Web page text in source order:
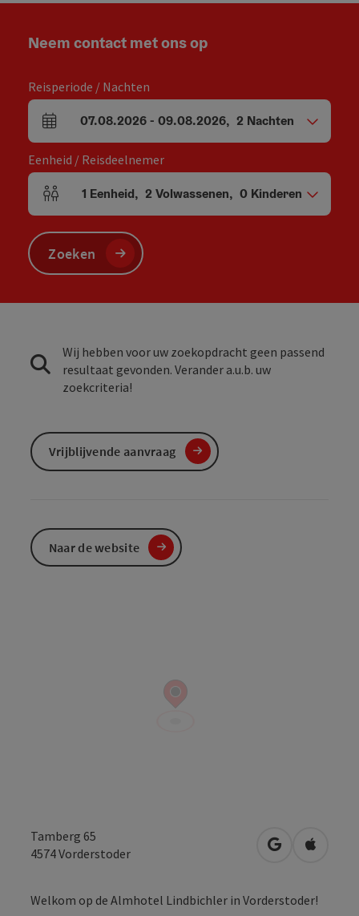
Tamberg 65
4574Vorderstoder Openen in
Welkom op de Almhotel Lindbichler in Vorderstoder!
Neem contact met ons op
Reisperiode / Nachten
Velden voor aankomst en vertrek
07.08.2026- 09.08.2026, 2 Nachten
Eenheid / Reisdeelnemer
Aantal eenheden en persoonsvelden
1 Eenheid, 2 Volwassenen, 0 Kinderen
Zoeken
Wij hebben voor uw zoekopdracht geen passend
resultaat gevonden. Verander a.u.b. uw
zoekcriteria!
Vrijblijvende aanvraag
Naar de website